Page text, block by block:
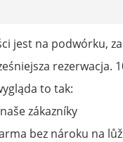
jest na podwórku,
rezerwacja.
to tak:
zákazníky
bez nároku na